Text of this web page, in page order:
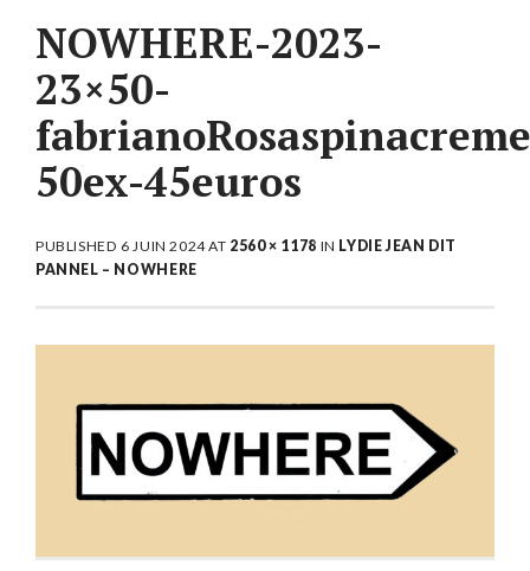
NOWHERE-2023-
23×50-
50ex-45euros
PUBLISHED 6 JUIN 2024AT 2560 × 1178 IN LYDIE JEAN DIT
PANNEL – NOWHERE